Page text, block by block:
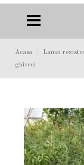
Acasa
Lamai
ghiveci